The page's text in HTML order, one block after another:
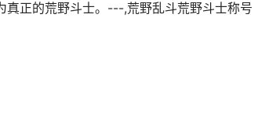
真正的荒野斗士。---,荒野乱斗荒野斗士称号